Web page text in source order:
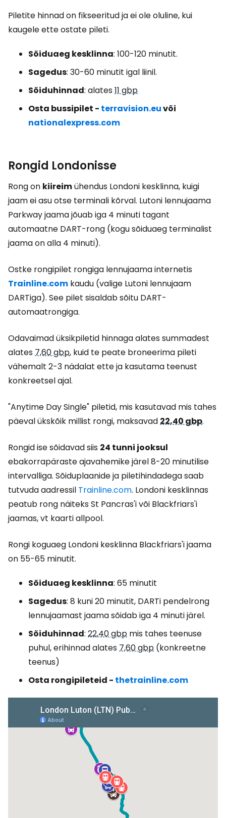
Piletite hinnad on fikseeritud ja ei ole oluline, kui
kaugele ette ostate pileti.
Sõiduaeg kesklinna: 100-120 minutit.
Sagedus: 30-60 minutit igal liinil.
Sõiduhinnad: alates11 gbp
Osta bussipilet - terravision.euvõi
nationalexpress.com
Rongid Londonisse
Rong on kiireimühendus Londoni kesklinna, kuigi
jaam ei asu otse terminali kõrval. Lutoni lennujaama
Parkway jaama jõuab iga 4 minuti tagant
automaatne DART-rong (kogu sõiduaeg terminalist
jaama on alla 4 minuti).
Ostke rongipilet rongiga lennujaama internetis
Trainline.com kaudu (valige Lutoni lennujaam
DARTiga). See pilet sisaldab sõitu DART-
automaatrongiga.
Odavaimad üksikpiletid hinnaga alates summadest
alates7,60 gbp, kuid te peate broneerima pileti
vähemalt 2-3 nädalat ette ja kasutama teenust
konkreetsel ajal.
"Anytime Day Single" piletid, mis kasutavad mis tahes
päeval ükskõik millist rongi, maksavad22,40 gbp.
Rongid ise sõidavad siis 24 tunni jooksul
ebakorrapäraste ajavahemike järel 8-20 minutilise
intervalliga. Sõiduplaanide ja piletihindadega saab
tutvuda aadressil Trainline.com. Londoni kesklinnas
peatub rong näiteks St Pancras'i või Blackfriars'i
jaamas, vt kaarti allpool.
Rongi koguaeg Londoni kesklinna Blackfriars'i jaama
on 55-65 minutit.
Sõiduaeg kesklinna: 65 minutit
Sagedus: 8 kuni 20 minutit, DARTi pendelrong
lennujaamast jaama sõidab iga 4 minuti järel.
Sõiduhinnad: 22,40 gbp mis tahes teenuse
puhul, erihinnad alates7,60 gbp (konkreetne
teenus)
Osta rongipileteid - thetrainline.com